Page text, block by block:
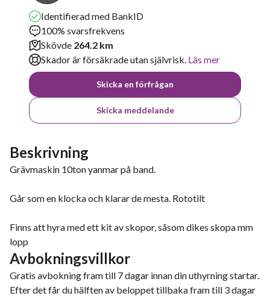
Identifierad med BankID
100% svarsfrekvens
Skövde 264.2 km
Skador är försäkrade utan självrisk. Läs mer
Skicka en förfrågan
Skicka meddelande
Beskrivning
Grävmaskin 10ton yanmar på band.
Går som en klocka och klarar de mesta. Rototilt
Finns att hyra med ett kit av skopor, såsom dikes skopa mm
lopp
Avbokningsvillkor
Gratis avbokning fram till 7 dagar innan din uthyrning startar.
Efter det får du hälften av beloppet tillbaka fram till 3 dagar